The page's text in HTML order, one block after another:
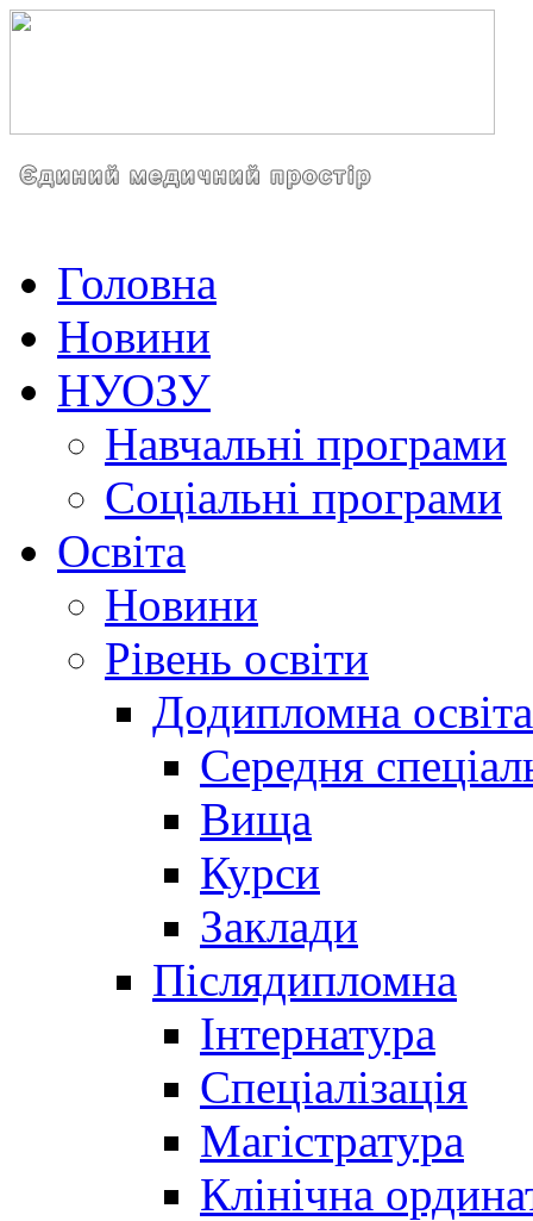
Головна
Новини
НУОЗУ
Навчальні програми
Соціальні програми
Освіта
Новини
Рівень освіти
Додипломна освіта
Середня
Вища
Курси
Заклади
Післядипломна
Інтернатура
Спеціалізація
Магістратура
Клінічна